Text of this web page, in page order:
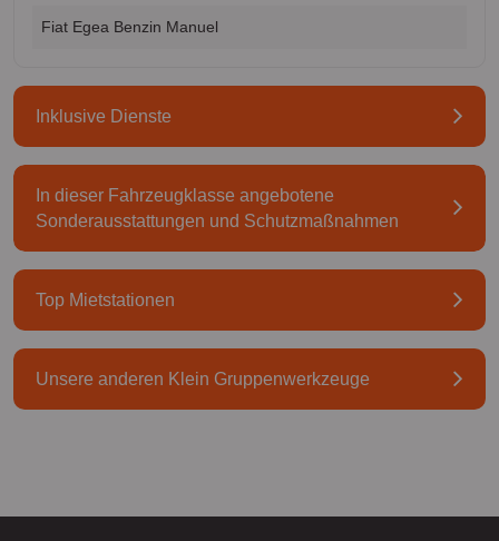
Fiat Egea Benzin Manuel
Inklusive Dienste
In dieser Fahrzeugklasse angebotene
Sonderausstattungen und Schutzmaßnahmen
Top Mietstationen
Unsere anderen Klein Gruppenwerkzeuge